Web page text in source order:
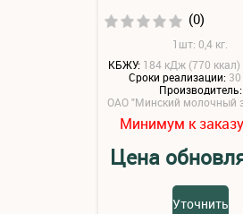
(0)
1шт: 0,4 кг.
КБЖУ: 184 кДж (770
Сроки реализации:
Производитель:
ОАО "Минский молочный
Минимум к
Цена
Уточнить